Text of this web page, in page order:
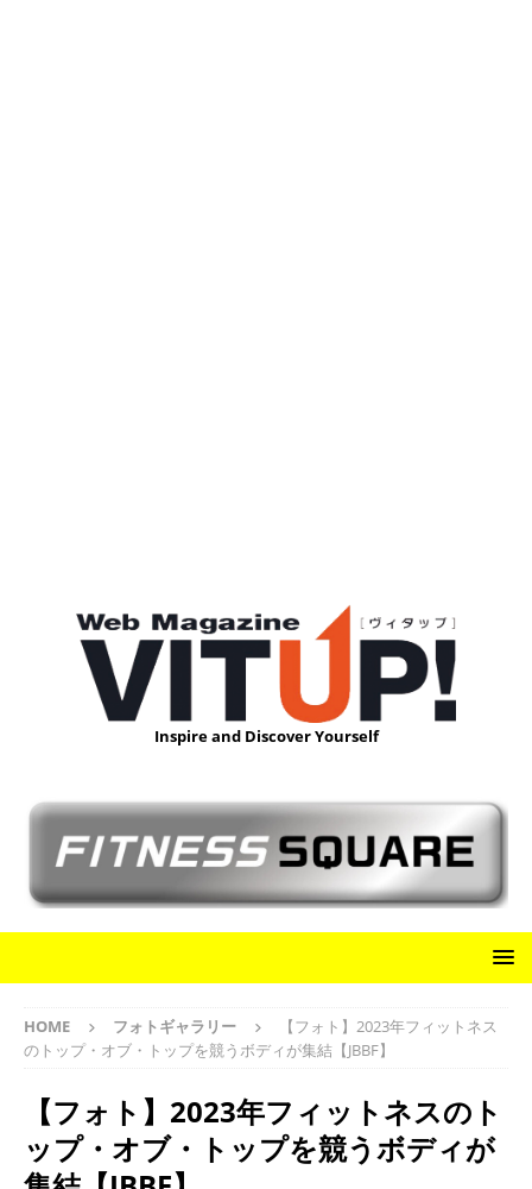
Inspire and Discover Yourself
HOME フォトギャラリー
【フォト】2023年フィットネス
のトップ・オブ・トップを競うボディが集結【JBBF】
【フォト】2023年フィットネスのト
ップ・オブ・トップを競うボディが